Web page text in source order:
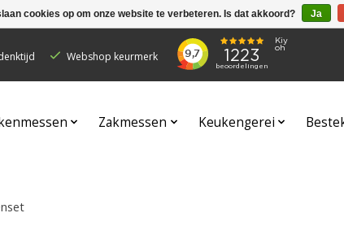
Webshop keurmerk
Zakmessen Keukengerei
cookies op om onze website te verbeteren. Is dat akkoord? Ja